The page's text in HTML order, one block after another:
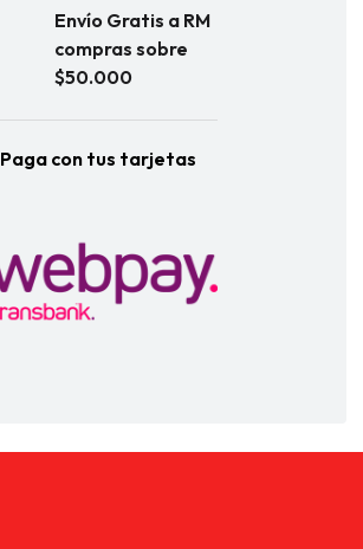
Envío Gratis a RM
compras sobre
$50.000
Paga con tus tarjetas